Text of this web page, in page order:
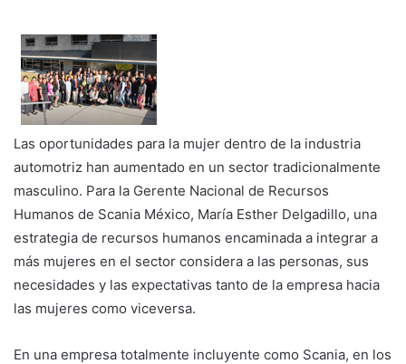
Las oportunidades para la mujer dentro de la industria
automotriz han aumentado en un sector tradicionalmente
masculino. Para la Gerente Nacional de Recursos
Humanos de Scania México, María Esther Delgadillo, una
estrategia de recursos humanos encaminada a integrar a
más mujeres en el sector considera a las personas, sus
necesidades y las expectativas tanto de la empresa hacia
las mujeres como viceversa.
En una empresa totalmente incluyente como Scania, en los